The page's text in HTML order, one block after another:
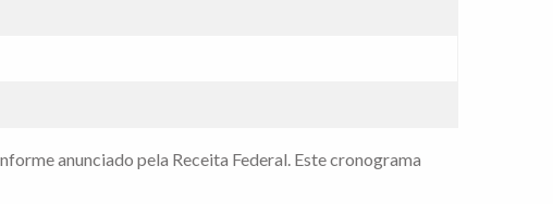
anunciado pela Receita Federal. Este cronograma